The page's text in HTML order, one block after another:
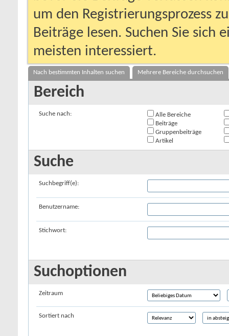
um den Registrierungsprozess
Beiträge lesen. Suchen Sie sich
meisten interessiert.
Nach bestimmten Inhalten suchen Mehrere Bereiche durchsuchen
Bereich
Suche nach:
Alle Bereiche
Beiträge
Gruppenbeiträge
Artikel
Suche
Suchbegriff(e):
Benutzername:
Stichwort:
Suchoptionen
Zeitraum
Sortiert nach